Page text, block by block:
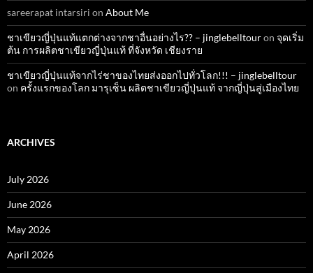
sareerapat intarsiri on About Me
ชาเขียวญี่ปุ่นแท้แตกต่างจากชาอื่นอย่างไร?? – jinglebelltouron จุดเริ่ม
ต้น การผลิตชาเขียวญี่ปุ่นแท้ ที่จังหวัด เชียงราย
ชาเขียวญี่ปุ่นแท้จากไร่ชาของไทยส่งออกไปทั่วโลก!!! – jinglebelltour
on ครั้งแรกของโลก มารุเซ็น ผลิตชาเขียวญี่ปุ่นแท้ จากญี่ปุ่นสู่เมืองไทย
ARCHIVES
July 2026
June 2026
May 2026
April 2026